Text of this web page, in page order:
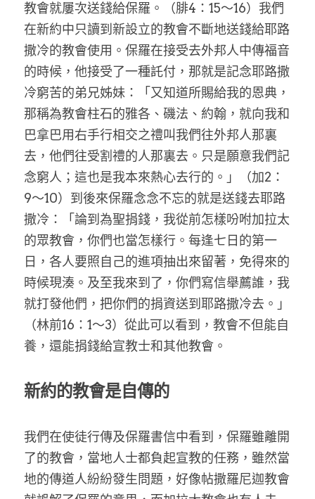
教會就屢次送錢給保羅。（腓4：15～16）我們
在新約中只讀到新設立的教會不斷地送錢給耶路
撒冷的教會使用。保羅在接受去外邦人中傳福音
的時候，他接受了一種託付，那就是記念耶路撒
冷窮苦的弟兄姊妹：「又知道所賜給我的恩典，
那稱為教會柱石的雅各、磯法、約翰，就向我和
巴拿巴用右手行相交之禮叫我們往外邦人那裏
去，他們往受割禮的人那裏去。只是願意我們記
念窮人；這也是我本來熱心去行的。」（加2：
9～10）到後來保羅念念不忘的就是送錢去耶路
撒冷：「論到為聖捐錢，我從前怎樣吩咐加拉太
的眾教會，你們也當怎樣行。每逢七日的第一
日，各人要照自己的進項抽出來留著，免得來的
時候現湊。及至我來到了，你們寫信舉薦誰，我
就打發他們，把你們的捐資送到耶路撒冷去。」
（林前16：1～3）從此可以看到，教會不但能自
養，還能捐錢給宣教士和其他教會。
新約的教會是自傳的
我們在使徒行傳及保羅書信中看到，保羅雖離開
了的教會，當地人士都負起宣教的任務，雖然當
地的傳道人紛紛發生問題，好像帖撒羅尼迦教會